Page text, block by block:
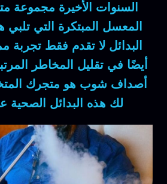
السنوات الأخيرة مجموعة
المعسل المبتكرة التي
البدائل لا تقدم فقط تجربة
أيضًا في تقليل المخاطر
أصداف شوب هو متجرك
لك هذه البدائل الصحية